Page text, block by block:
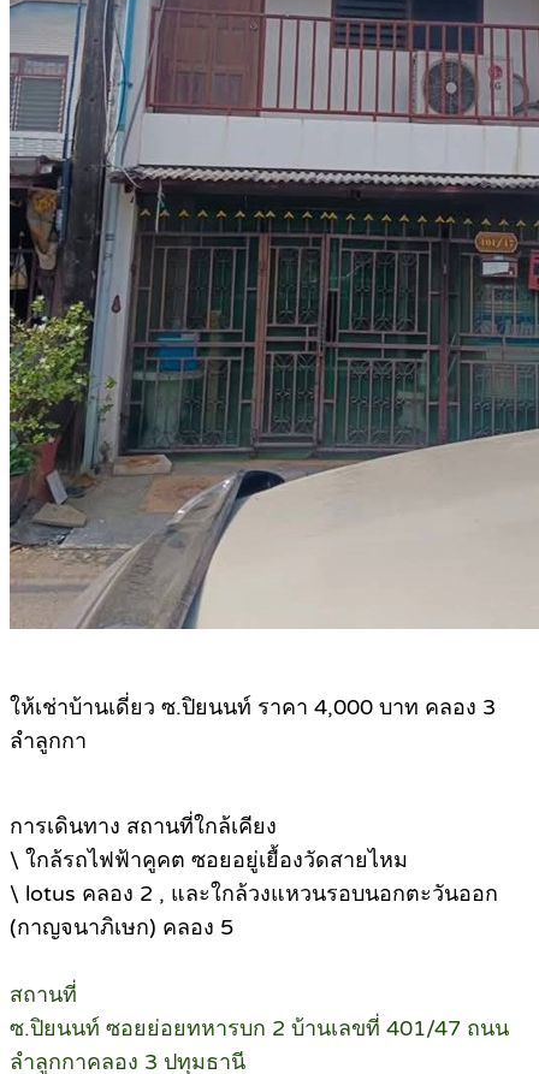
ให้เช่าบ้านเดี่ยว ซ.ปิยนนท์ ราคา 4,000 บาท คลอง 3
ลำลูกกา
การเดินทาง สถานที่ใกล้เคียง
\ ใกล้รถไฟฟ้าคูคต ซอยอยู่เยื้องวัดสายไหม
\ lotus คลอง 2 , และใกล้วงแหวนรอบนอกตะวันออก
(กาญจนาภิเษก) คลอง 5
สถานที่
ซ.ปิยนนท์ ซอยย่อยทหารบก 2 บ้านเลขที่ 401/47 ถนน
ลำลูกกาคลอง 3 ปทุมธานี